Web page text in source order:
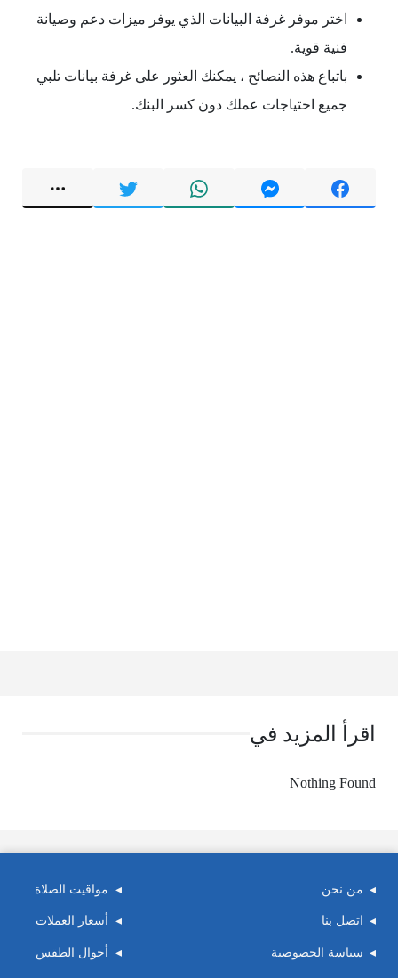
اختر موفر غرفة البيانات الذي يوفر ميزات دعم وصيانة
فنية قوية.
باتباع هذه النصائح ، يمكنك العثور على غرفة بيانات تلبي
جميع احتياجات عملك دون كسر البنك.
اقرأ المزيد في
Nothing Found
من نحن
اتصل بنا
سياسة الخصوصية
مواقيت الصلاة
أسعار العملات
أحوال الطقس